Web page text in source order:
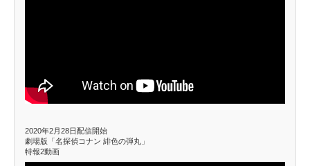
2020年2月28日配信開始
劇場版「名探偵コナン 緋色の弾丸」
特報2動画